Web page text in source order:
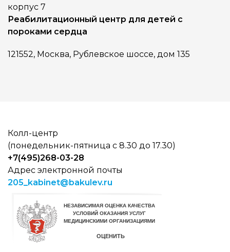
корпус 7
Реабилитационный центр для детей с
пороками сердца
121552, Москва, Рублевское шоссе, дом 135
Колл-центр
(понедельник-пятница с 8.30 до 17.30)
+7(495)268-03-28
Адрес электронной почты
205_kabinet@bakulev.ru